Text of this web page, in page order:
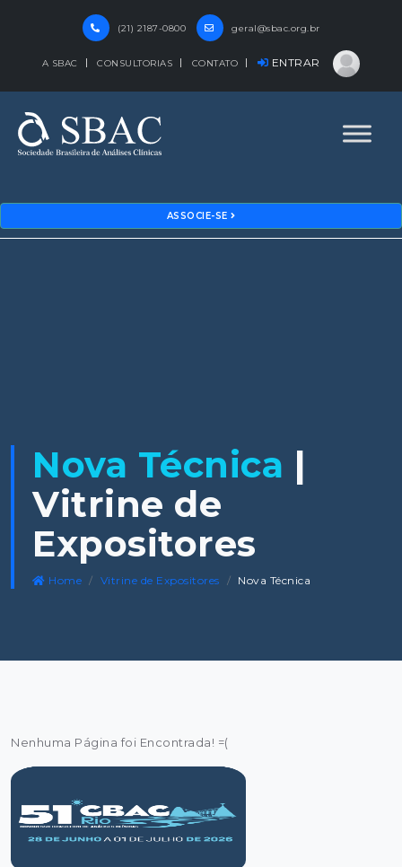
(21) 2187-0800 geral@sbac.org.br
A SBAC CONSULTORIAS CONTATO ENTRAR
ASSOCIE-SE
Nova Técnica |
Vitrine de
Expositores
Home Vitrine de Expositores Nova Técnica
Nenhuma Página foi Encontrada! =(